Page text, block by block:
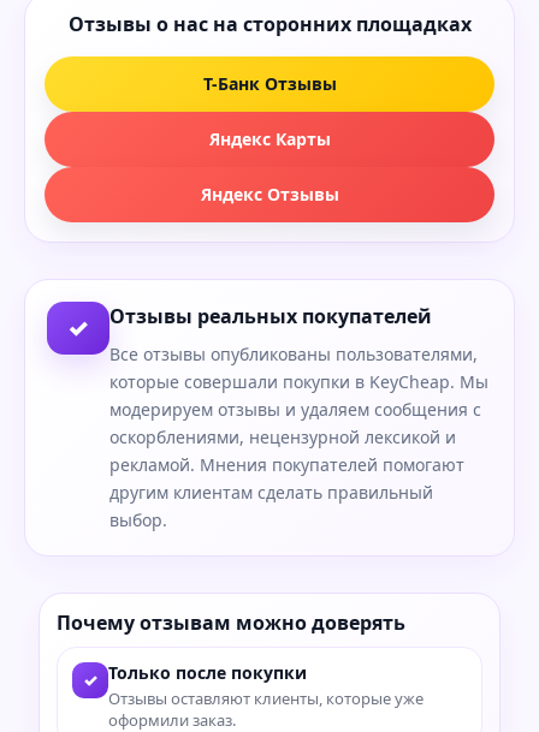
Отзывы о нас на сторонних площадках
Т-Банк Отзывы
Яндекс Карты
Яндекс Отзывы
✓ Отзывы реальных покупателей
Все отзывы опубликованы пользователями,
которые совершали покупки в KeyCheap. Мы
модерируем отзывы и удаляем сообщения с
оскорблениями, нецензурной лексикой и
рекламой. Мнения покупателей помогают
другим клиентам сделать правильный
выбор.
Почему отзывам можно доверять
✓ Только после покупки
Отзывы оставляют клиенты, которые уже
оформили заказ.